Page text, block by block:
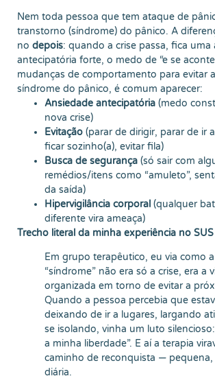
Nem toda pessoa que tem ataque de
transtorno (síndrome) do pânico. A
no depois: quando a crise passa, fica uma
antecipatória forte, o medo de “e se
mudanças de comportamento para evitar
síndrome do pânico, é comum aparecer:
Ansiedade antecipatória (medo
nova crise)
Evitação (parar de dirigir, parar de ir
ficar sozinho(a), evitar fila)
Busca de segurança (só sair com
remédios/itens como “amuleto”,
da saída)
Hipervigilância corporal (qualquer
diferente vira ameaça)
Trecho literal da minha experiência no
Em grupo terapêutico, eu via como a
“síndrome” não era só a crise, era a
organizada em torno de evitar a
Quando a pessoa percebia que
deixando de ir a lugares, largando
se isolando, vinha um luto
a minha liberdade”. E aí a terapia
caminho de reconquista — pequena,
diária.